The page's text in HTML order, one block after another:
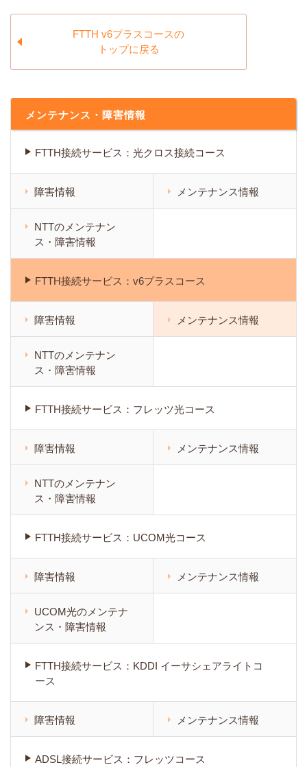
FTTH v6プラスコースの
トップに戻る
メンテナンス・障害情報
FTTH接続サービス：光クロス接続コース
障害情報 メンテナンス情報
NTTのメンテナン
ス・障害情報
FTTH接続サービス：v6プラスコース
障害情報 メンテナンス情報
NTTのメンテナン
ス・障害情報
FTTH接続サービス：フレッツ光コース
障害情報 メンテナンス情報
NTTのメンテナン
ス・障害情報
FTTH接続サービス：UCOM光コース
障害情報 メンテナンス情報
UCOM光のメンテナ
ンス・障害情報
FTTH接続サービス：KDDI イーサシェアライトコ
ース
障害情報 メンテナンス情報
ADSL接続サービス：フレッツコース